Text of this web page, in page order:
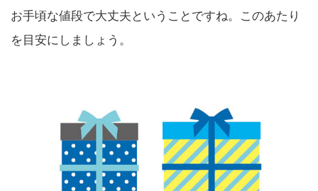
お手頃な値段で大丈夫ということですね。このあたり
を目安にしましょう。